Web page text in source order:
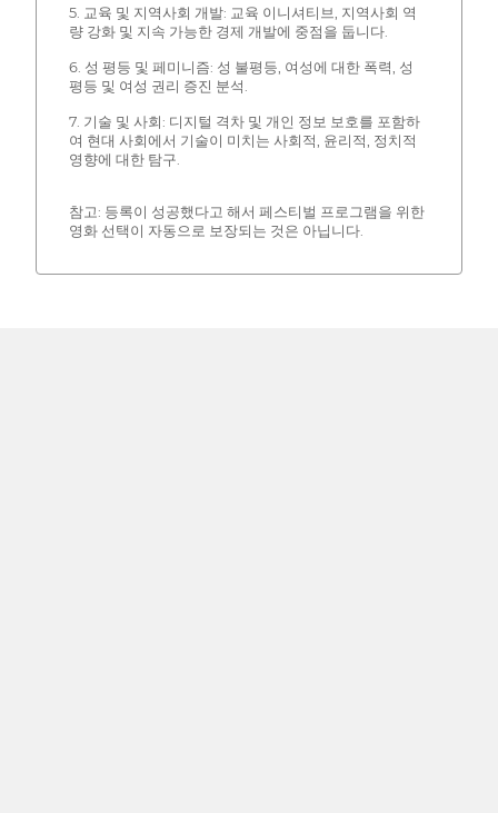
5. 교육 및 지역사회 개발: 교육 이니셔티브, 지역사회 역
량 강화 및 지속 가능한 경제 개발에 중점을 둡니다.
6. 성 평등 및 페미니즘: 성 불평등, 여성에 대한 폭력, 성
평등 및 여성 권리 증진 분석.
7. 기술 및 사회: 디지털 격차 및 개인 정보 보호를 포함하
여 현대 사회에서 기술이 미치는 사회적, 윤리적, 정치적
영향에 대한 탐구.
참고: 등록이 성공했다고 해서 페스티벌 프로그램을 위한
영화 선택이 자동으로 보장되는 것은 아닙니다.